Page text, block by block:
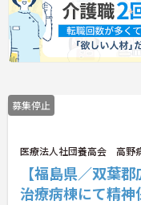
募集停止
医療法人社団養高会 高野
【福島県／双葉
治療病棟にて精神